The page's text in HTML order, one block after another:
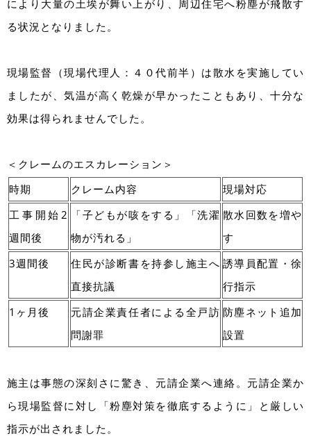
により大量の土埃が舞い上がり、周辺住宅へ粉塵が飛散す
る状況となりました。
現場監督（現場代理人：４０代前半）は散水を実施してい
ましたが、気温が高く乾燥が早かったこともあり、十分な
効果は得られませんでした。
＜クレームのエスカレーション＞
時期
クレーム内容
現場対応
工事開始2
週間後
「子どもが咳をする」「洗濯
物が汚れる」
散水回数を増や
す
3週間後
住民が診断書を持参し施主へ
直接抗議
誘導員配置・徐
行指示
1ヶ月後
元請企業責任者による全戸訪
問謝罪
防塵ネット追加
設置
施主は事態の深刻さに驚き、元請企業へ連絡。元請企業か
ら現場監督に対し「粉塵対策を徹底するように」と厳しい
指示が出されました。